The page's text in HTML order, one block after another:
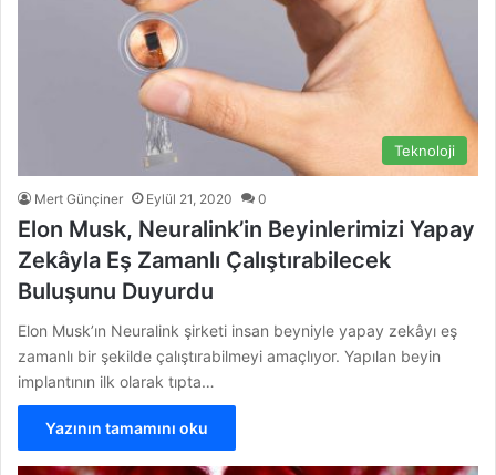
Teknoloji
Mert Günçiner Eylül 21, 2020 0
Elon Musk, Neuralink’in Beyinlerimizi Yapay
Zekâyla Eş Zamanlı Çalıştırabilecek
Buluşunu Duyurdu
Elon Musk’ın Neuralink şirketi insan beyniyle yapay zekâyı eş
zamanlı bir şekilde çalıştırabilmeyi amaçlıyor. Yapılan beyin
implantının ilk olarak tıpta…
Yazının tamamını oku